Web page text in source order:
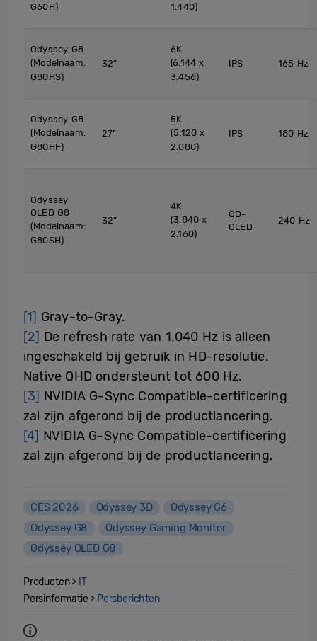
G60H)
1.440)
Odyssey G8
(Modelnaam:
G80HS)
32”
6K
(6.144 x
3.456)
IPS 165 Hz
Odyssey G8
(Modelnaam:
G80HF)
27”
5K
(5.120 x
2.880)
IPS 180 Hz
Odyssey
OLED G8
(Modelnaam:
G80SH)
32”
4K
(3.840 x
2.160)
QD-
OLED
240 Hz
[1] Gray-to-Gray.
[2] De refresh rate van 1.040 Hz is alleen
ingeschakeld bij gebruik in HD-resolutie.
Native QHD ondersteunt tot 600 Hz.
[3] NVIDIA G-Sync Compatible-certificering
zal zijn afgerond bij de productlancering.
[4] NVIDIA G-Sync Compatible-certificering
zal zijn afgerond bij de productlancering.
CES 2026 Odyssey 3D
Odyssey G6
Odyssey G8
Odyssey Gaming Monitor
Odyssey OLED G8
Producten > IT
Persinformatie > Persberichten